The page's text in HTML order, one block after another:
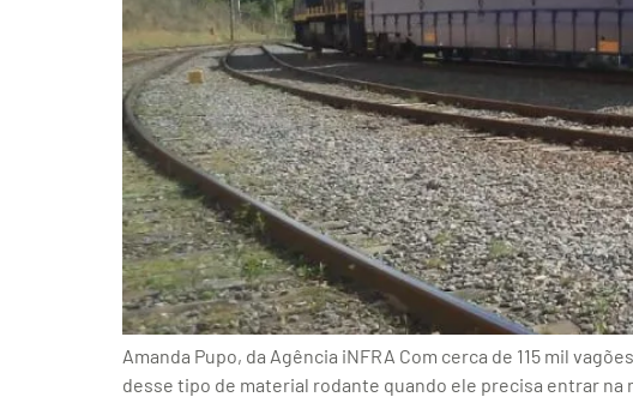
Amanda Pupo, da Agência iNFRA Com cerca de 115 mil
desse tipo de material rodante quando ele precisa entrar